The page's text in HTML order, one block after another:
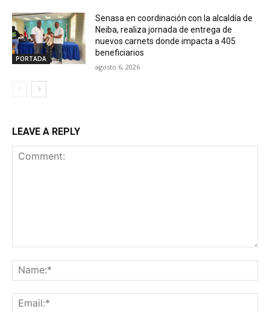
PORTADA
Senasa en coordinación con la alcaldía de
Neiba, realiza jornada de entrega de
nuevos carnets donde impacta a 405
beneficiarios
agosto 6, 2026
LEAVE A REPLY